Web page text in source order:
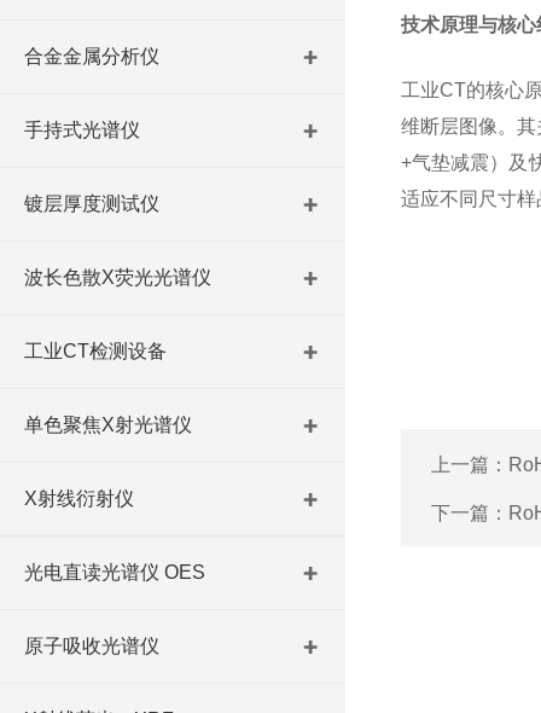
合金金属分析仪
手持式光谱仪
镀层厚度测试仪
波长色散X荧光光谱仪
工业CT检测设备
单色聚焦X射光谱仪
X射线衍射仪
光电直读光谱仪 OES
原子吸收光谱仪
技术原理与核心
工业CT的核心
维断层图像。
+气垫减震）及
适应不同尺寸
上一篇：
下一篇：